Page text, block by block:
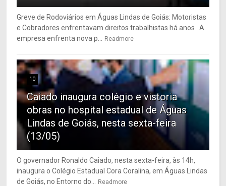
Greve de Rodoviários em Águas Lindas de Goiás: Motoristas
e Cobradores enfrentavam direitos trabalhistas há anos A
empresa enfrenta nova p... Readmore
10
Caiado inaugura colégio e vistoria
obras no hospital estadual de Águas
Lindas de Goiás, nesta sexta-feira
(13/05)
O governador Ronaldo Caiado, nesta sexta-feira, às 14h,
inaugura o Colégio Estadual Cora Coralina, em Águas Lindas
de Goiás, no Entorno do... Readmore